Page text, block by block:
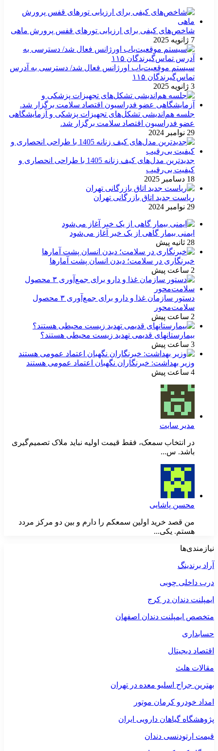
شاخص‌های کیفی برای ارزیابی تورهای قفس پرورش ماهی
7 ژانویه 2025
سیستم موقعیت‌یاب اورژانس فعال شد/ دسترسی به آدرس
تماس‌گیرندگان ۱۱۵
3 ژانویه 2025
جلسه هم‌اندیشی تشکل‌های تجهیزات پزشکی و آزمایشگاهی
عضو فدراسیون اقتصاد سلامت برگزار شد.
29 نوامبر 2024
جدیدترین مدل‌های کیف زنانه 1405 با طراحی انحصاری و
کیفیت بی‌رقیب
18 دسامبر 2025
ریاست جدید اتاق بازرگانی تهران
29 نوامبر 2024
ایمنی بیمار گاهی از یک خبر آغاز می‌شود
28 ثانیه پیش
خبرنگاری در سلامت؛ دیدن انسان پشت آمارها
2 ساعت پیش
دستور سازمان غذا و دارو برای جمع‌آوری ۳ محصول
سلامت‌محور
2 ساعت پیش
بیمارستانهای قدیمی تهدید زیست محیطی هستند؟
3 ساعت پیش
وزیر بهداشت: خبرنگاران نگهبان اعتماد عمومی هستند
4 ساعت پیش
مدیر سایت
در انتخاب سمعک، فقط قیمت اولیه نباید ملاک تصمیم‌گیری
باشد. س...
محسن پاشایی
من قصد خرید اولین سمعکم را دارم و بین دو مرکز مردد
هستم. یکی...
نیازمندی‌ها
آراد برندینگ
درب داخلی چوبی
ایمپلنت دندان در کرج
متخصص ایمپلنت دندان اصفهان
حسابداری
اقتصاد دیجیتال
مقالات هلث
بهترین جراح اسلیو معده در تهران
امداد خودرو کرمان موتور
پژوهشگاه گیاهان دارویی ایران
قیمت ارتودنسی دندان